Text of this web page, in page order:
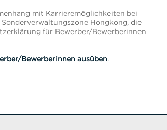
mit Karrieremöglichkeiten bei
Hongkong, die
für Bewerber/Bewerberinnen
Bewerberinnen ausüben.